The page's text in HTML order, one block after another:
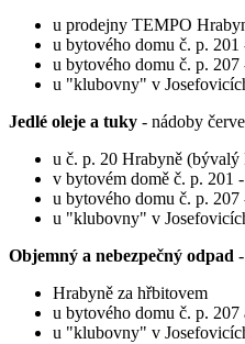
u prodejny TEMPO
u bytového domu č. p.
u bytového domu č. p.
u "klubovny" v
Jedlé oleje a tuky - nádoby
u č. p. 20 Hrabyně (bývalý
v bytovém domě č. p. 201
u bytového domu č. p. 207
u "klubovny" v
Objemný a nebezpečný odpad -
Hrabyně za hřbitovem
u bytového domu č. p. 207
u "klubovny" v